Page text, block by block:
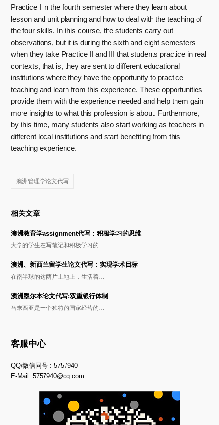
Practice I in the fourth semester where they learn about
lesson and unit planning and how to deal with the teaching of
the four skills. In this course, the students carry out
observations, but it is during the sixth and eight semesters
when they take Practice II and III that students practice in real
contexts, that is, they are sent to different educational
institutions where they have the opportunity to practice
teaching and learn from this experience. These opportunities
provide them with the experience needed and help them gain
more insights to what this profession is about. Furthermore,
by this time, many students also start working as teachers in
different local institutions and start benefiting from this
teaching experience.
澳洲管理学论文代写
相关文章
澳洲教育学assignment代写：积极学习的思维
大学的学生在写笔记和积极学习的…
澳洲、新西兰留学生论文代写：实现学术目标
在南半球的这两片土地上，生活着…
澳洲墨尔本论文代写:双重银行体制
马来西亚是一个独特的国家经营的…
客服中心
QQ/微信同号 : 5757940
E-Mail:5757940@qq.com